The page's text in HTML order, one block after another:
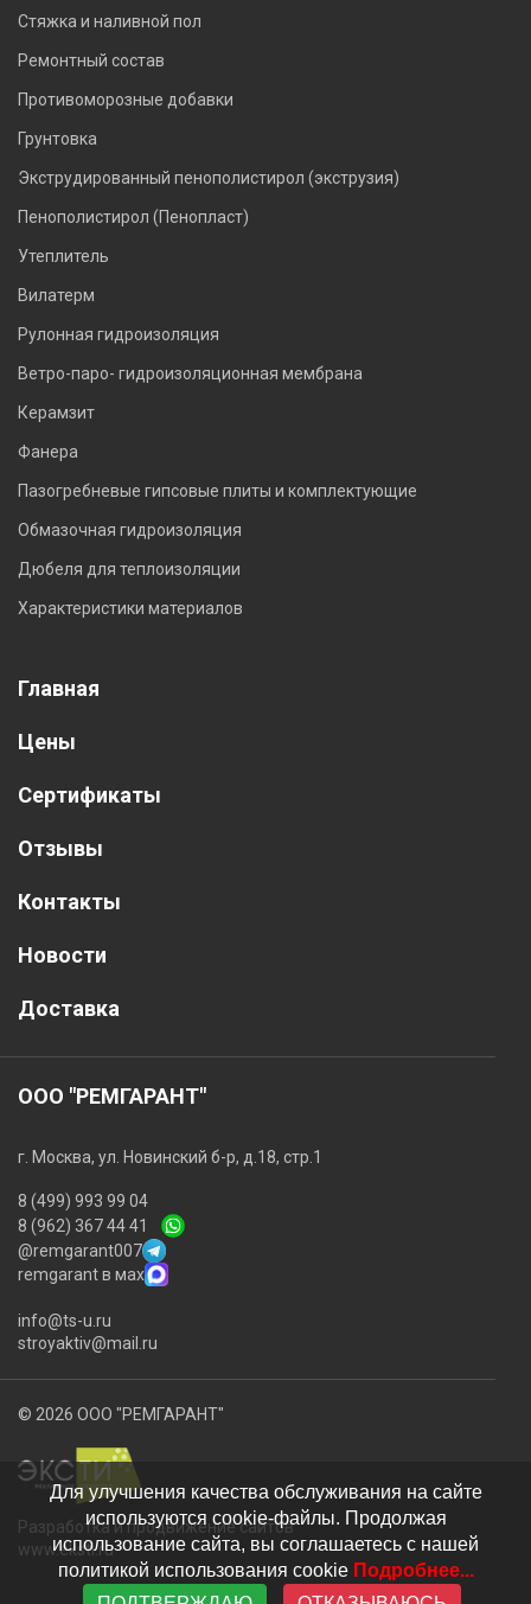
Стяжка и наливной пол
Ремонтный состав
Противоморозные добавки
Грунтовка
Экструдированный пенополистирол (экструзия)
Пенополистирол (Пенопласт)
Утеплитель
Вилатерм
Рулонная гидроизоляция
Ветро-паро- гидроизоляционная мембрана
Керамзит
Фанера
Пазогребневые гипсовые плиты и комплектующие
Обмазочная гидроизоляция
Дюбеля для теплоизоляции
Характеристики материалов
Главная
Цены
Сертификаты
Отзывы
Контакты
Новости
Доставка
ООО "РЕМГАРАНТ"
г. Москва, ул. Новинский б-р, д.18, стр.1
8 (499) 993 99 04
8 (962) 367 44 41
@remgarant007
remgarant в мах
info@ts-u.ru
stroyaktiv@mail.ru
© 2026 ООО "РЕМГАРАНТ"
Разработка и продвижение сайтов
www.eksti.ru
Для улучшения качества обслуживания на сайте
используются cookie-файлы. Продолжая
использование сайта, вы соглашаетесь с нашей
политикой использования cookie Подробнее...